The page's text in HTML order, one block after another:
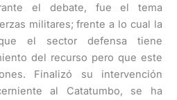
el debate, fue el tema
militares; frente a lo cual la
el sector defensa tiene
del recurso pero que este
Finalizó su intervención
al Catatumbo, se ha